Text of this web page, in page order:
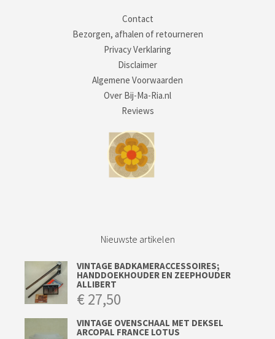
Contact
Bezorgen, afhalen of retourneren
Privacy Verklaring
Disclaimer
Algemene Voorwaarden
Over Bij-Ma-Ria.nl
Reviews
Nieuwste artikelen
VINTAGE BADKAMERACCESSOIRES;
HANDDOEKHOUDER EN ZEEPHOUDER
ALLIBERT
€27,50
VINTAGE OVENSCHAAL MET DEKSEL
ARCOPAL FRANCE LOTUS